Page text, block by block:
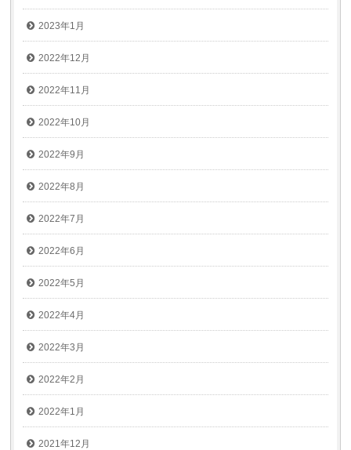
2023年1月
2022年12月
2022年11月
2022年10月
2022年9月
2022年8月
2022年7月
2022年6月
2022年5月
2022年4月
2022年3月
2022年2月
2022年1月
2021年12月